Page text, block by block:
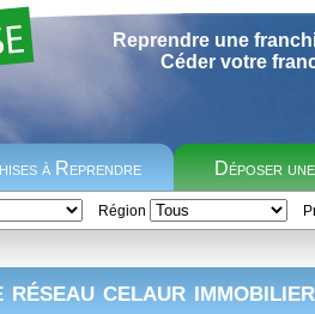
Reprendre une
Céder votre
à Reprendre Déposer
Région
celaur